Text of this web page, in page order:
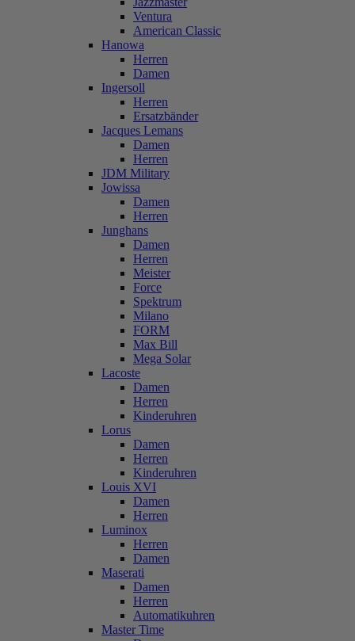
Ventura
American Classic
Hanowa
Herren
Damen
Ingersoll
Herren
Ersatzbänder
Jacques Lemans
Damen
Herren
JDM Military
Jowissa
Damen
Herren
Junghans
Damen
Herren
Meister
Force
Spektrum
Milano
FORM
Max Bill
Mega Solar
Lacoste
Damen
Herren
Kinderuhren
Lorus
Damen
Herren
Kinderuhren
Louis XVI
Damen
Herren
Luminox
Herren
Damen
Maserati
Damen
Herren
Automatikuhren
Master Time